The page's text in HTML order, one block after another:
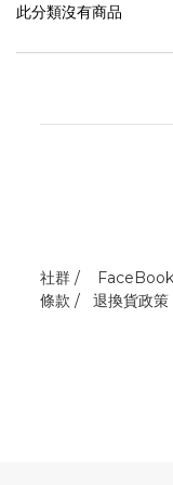
此分類沒有商品
社群 / FaceBook
條款 / 退換貨政策